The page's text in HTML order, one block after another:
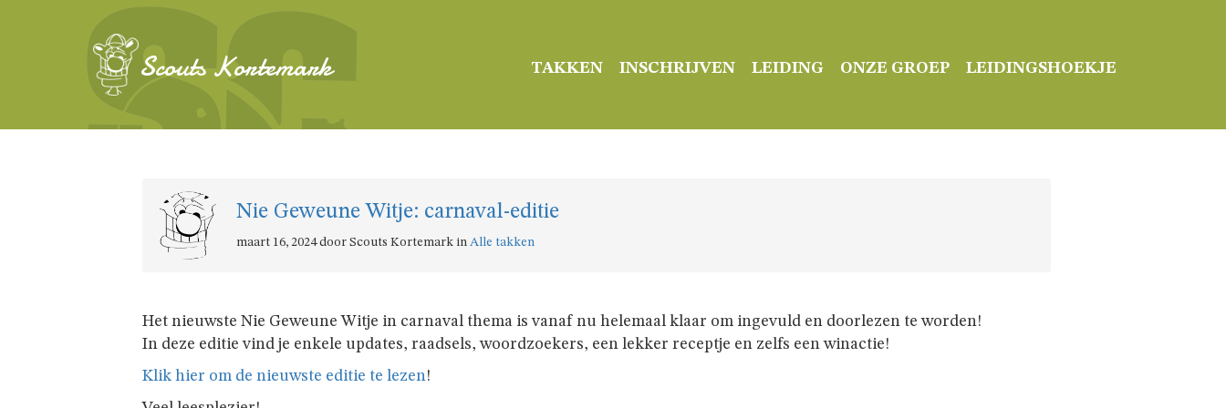
Scouts Kortemark TAKKEN INSCHRIJVEN LEIDING ONZE GROEP LEIDINGSHOEKJE
Nie Geweune Witje: carnaval-editie
maart 16, 2024 door Scouts Kortemark in Alle takken
Het nieuwste Nie Geweune Witje in carnaval thema is vanaf nu helemaal klaar om ingevuld en doorlezen te worden!
In deze editie vind je enkele updates, raadsels, woordzoekers, een lekker receptje en zelfs een winactie!
Klik hier om de nieuwste editie te lezen!